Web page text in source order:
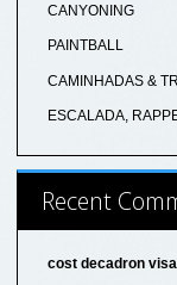
CANYONING
PAINTBALL
CAMINHADAS &
ESCALADA,
Recent
cost decadron